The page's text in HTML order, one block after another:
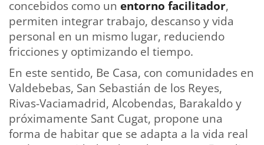
concebidos como un entorno facilitador,
permiten integrar trabajo, descanso y vida
personal en un mismo lugar, reduciendo
fricciones y optimizando el tiempo.
En este sentido, Be Casa, con comunidades en
Valdebebas, San Sebastián de los Reyes,
Rivas-Vaciamadrid, Alcobendas, Barakaldo y
próximamente Sant Cugat, propone una
forma de habitar que se adapta a la vida real